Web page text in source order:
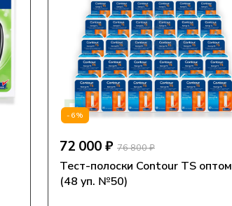
-6%
72 000 ₽ 76 800 ₽
Тест-полоски Contour TS оптом
(48 уп. №50)